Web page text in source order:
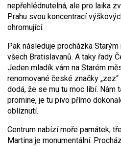
nepřehlédnutelná, ale pro laika
Prahu svou koncentrací
ohromující.
Pak následuje procházka
všech Bratislavanů. A taky řady
Jeden mladík vám na Starém
renomované české značky
dodá, že se mu tu moc líbí. Nám
promine, je tu pivo přímo
oblíznutí.
Centrum nabízí moře památek,
Martina je monumentální.